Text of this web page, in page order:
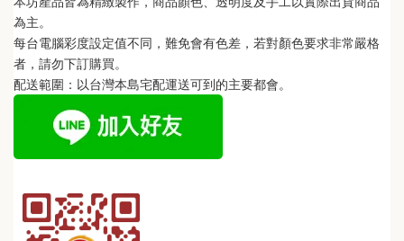
為主。
每台電腦彩度設定值不同，難免會有色差，若對顏色要求非常嚴格
者，請勿下訂購買。
配送範圍：以台灣本島宅配運送可到的主要都會。